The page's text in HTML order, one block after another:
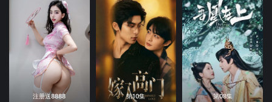
注册送8888 第10集 第08集